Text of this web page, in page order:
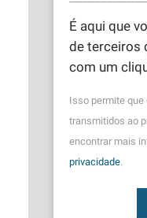
É aqui que
de terceiros
com um
Isso permite
transmitidos ao
encontrar mais
privacidade.